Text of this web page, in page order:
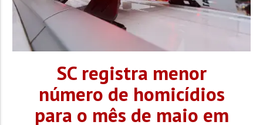
SC registra menor
número de homicídios
para o mês de maio em